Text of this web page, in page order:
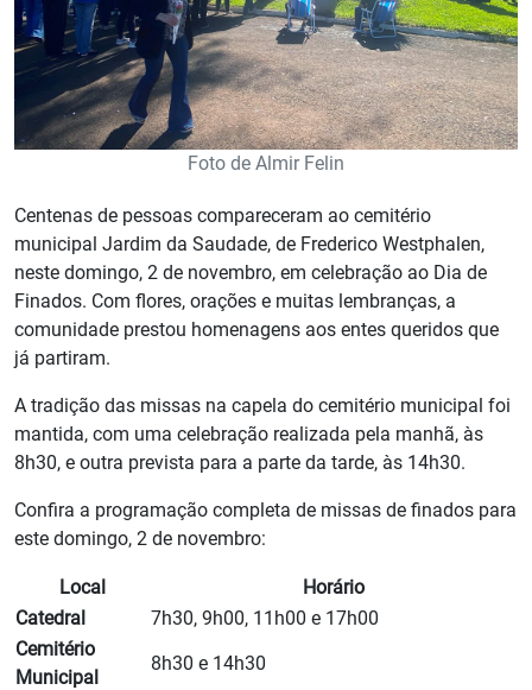
Foto de Almir Felin
Centenas de pessoas compareceram ao cemitério
municipal Jardim da Saudade, de Frederico Westphalen,
neste domingo, 2 de novembro, em celebração ao Dia de
Finados. Com flores, orações e muitas lembranças, a
comunidade prestou homenagens aos entes queridos que
já partiram.
A tradição das missas na capela do cemitério municipal foi
mantida, com uma celebração realizada pela manhã, às
8h30, e outra prevista para a parte da tarde, às 14h30.
Confira a programação completa de missas de finados para
este domingo, 2 de novembro:
Local
Horário
Catedral
7h30, 9h00, 11h00 e 17h00
Cemitério
Municipal
8h30 e 14h30